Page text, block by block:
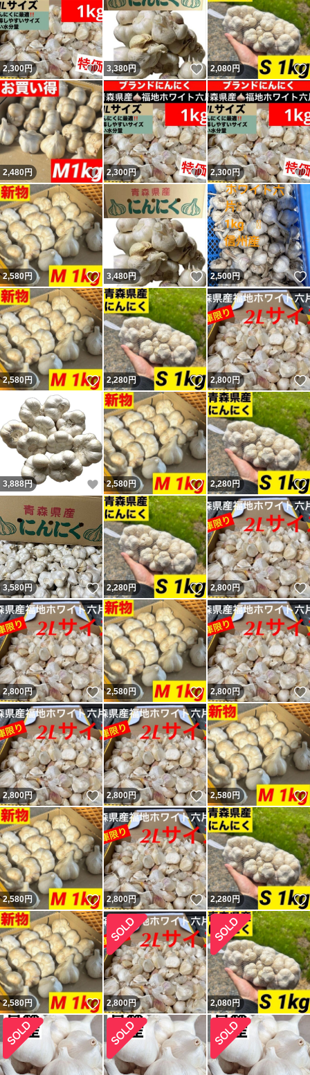
2,300円 いいね！
3,380円 いいね！
2,080円
2,480円 いいね！
2,300円 いいね！
2,300円
2,580円 いいね！
3,480円 いいね！
2,500円
2,580円 いいね！
2,280円 いいね！
2,800円
3,888円 いいね！
2,580円 いいね！
2,280円
3,580円 いいね！
2,280円 いいね！
2,800円
2,800円 いいね！
2,580円 いいね！
2,800円
2,800円 いいね！
2,800円 いいね！
2,580円
2,580円 いいね！
2,800円 いいね！
2,280円
2,580円 いいね！
2,800円 2,080円